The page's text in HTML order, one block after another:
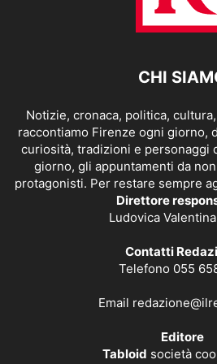
CHI
Notizie, cronaca, politica,
raccontiamo Firenze ogni giorno,
curiosità, tradizioni e personaggi
giorno, gli appuntamenti da
protagonisti. Per restare sempre
Direttore
Ludovica
Contatti
Telefono 055
Email
Editore
Tabloid società